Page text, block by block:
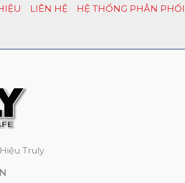
LIÊN HỆ HỆ THỐNG PHÂN PHỐI
Truly